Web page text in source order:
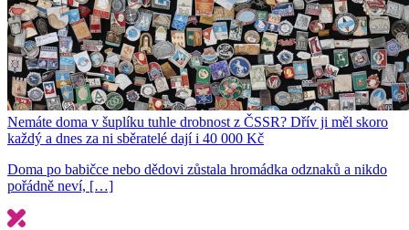
Nemáte doma v šuplíku tuhle drobnost z ČSSR? Dřív ji měl skoro
každý a dnes za ni sběratelé dají i 40 000 Kč
Doma po babičce nebo dědovi zůstala hromádka odznaků a nikdo
pořádně neví, […]